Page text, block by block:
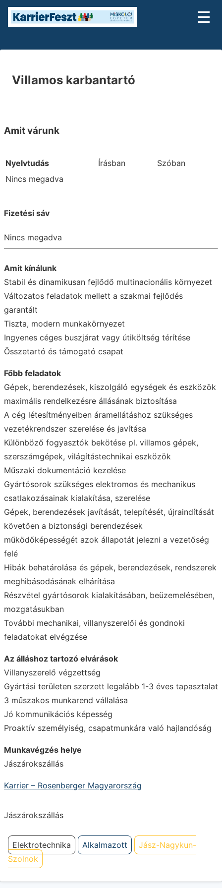
☰
Villamos karbantartó
Amit várunk
Nyelvtudás Írásban
Szóban
Nincs megadva
Fizetési sáv
Nincs megadva
Amit kínálunk
Stabil és dinamikusan fejlődő multinacionális környezet
Változatos feladatok mellett a szakmai fejlődés
garantált
Tiszta, modern munkakörnyezet
Ingyenes céges buszjárat vagy útiköltség térítése
Összetartó és támogató csapat
Főbb feladatok
Gépek, berendezések, kiszolgáló egységek és eszközök
maximális rendelkezésre állásának biztosítása
A cég létesítményeiben áramellátáshoz szükséges
vezetékrendszer szerelése és javítása
Különböző fogyasztók bekötése pl. villamos gépek,
szerszámgépek, világítástechnikai eszközök
Műszaki dokumentáció kezelése
Gyártósorok szükséges elektromos és mechanikus
csatlakozásainak kialakítása, szerelése
Gépek, berendezések javítását, telepítését, újraindítását
követően a biztonsági berendezések
működőképességét azok állapotát jelezni a vezetőség
felé
Hibák behatárolása és gépek, berendezések, rendszerek
meghibásodásának elhárítása
Részvétel gyártósorok kialakításában, beüzemelésében,
mozgatásukban
További mechanikai, villanyszerelői és gondnoki
feladatokat elvégzése
Az álláshoz tartozó elvárások
Villanyszerelő végzettség
Gyártási területen szerzett legalább 1-3 éves tapasztalat
3 műszakos munkarend vállalása
Jó kommunikációs képesség
Proaktív személyiség, csapatmunkára való hajlandóság
Munkavégzés helye
Jászárokszállás
Karrier – Rosenberger Magyarország
Jászárokszállás
Elektrotechnika Alkalmazott
Jász-Nagykun-
Szolnok